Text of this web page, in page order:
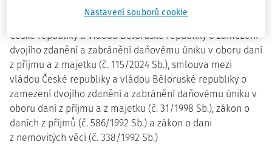
Dotčené předpisy:
sdělení Ministerstva zahraničí o
přerušení provádění čl. 10, 11 a 13 Smlouvy mezi vládou
České republiky a vládou Běloruské republiky o zamezení
dvojího zdanění a zabránění daňovému úniku v oboru daní
z příjmu a z majetku (č. 115/2024 Sb.), smlouva mezi
vládou České republiky a vládou Běloruské republiky o
zamezení dvojího zdanění a zabránění daňovému úniku v
oboru daní z příjmu a z majetku (č. 31/1998 Sb.), zákon o
daních z příjmů (č. 586/1992 Sb.) a zákon o dani
z nemovitých věcí (č. 338/1992 Sb.)
Nastavení souborů cookie